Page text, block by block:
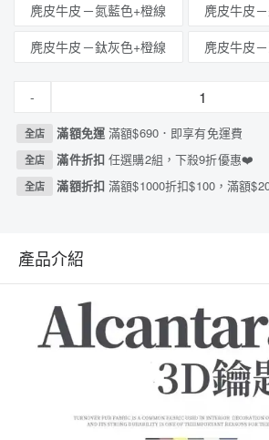
麂皮牛皮－氮藍色+橙線
麂皮牛皮
麂皮牛皮－鈦灰色+橙線
麂皮牛皮
-
全店 滿額免運滿額$690．即享有免運費
全店 滿件折扣任選購2組，下殺9折優惠❤️
全店 滿額折扣滿額$1000折扣$100，滿額
產品介紹